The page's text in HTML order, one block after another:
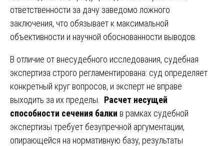
ответственности за дачу заведомо ложного
заключения, что обязывает к максимальной
объективности и научной обоснованности выводов.
В отличие от внесудебного исследования, судебная
экспертиза строго регламентирована: суд определяет
конкретный круг вопросов, и эксперт не вправе
выходить за их пределы. Расчет несущей
способности сечения балки в рамках судебной
экспертизы требует безупречной аргументации,
опирающейся на нормативную базу, результаты